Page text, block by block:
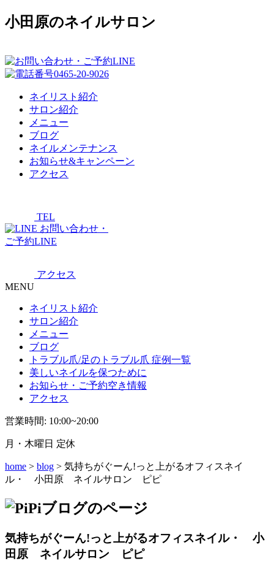
小田原のネイルサロン
ネイリスト紹介
サロン紹介
メニュー
ブログ
ネイルメンテナンス
お知らせ&キャンペーン
アクセス
TEL
お問い合わせ・
ご予約LINE
アクセス
MENU
ネイリスト紹介
サロン紹介
メニュー
ブログ
トラブル爪/足のトラブル爪 症例一覧
美しいネイルを保つために
お知らせ・ご予約空き情報
アクセス
営業時間: 10:00~20:00
月・木曜日 定休
home > blog > 気持ちがぐーん!っと上がるオフィスネイ
ル・ 小田原 ネイルサロン ピピ
気持ちがぐーん!っと上がるオフィスネイル・ 小
田原 ネイルサロン ピピ